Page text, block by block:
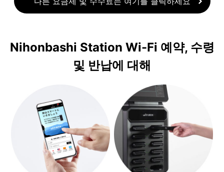
Nihonbashi Station Wi-Fi 예약, 수령
및 반납에 대해